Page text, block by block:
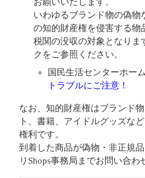
いわゆるブランド物の偽
の知的財産権を侵害する物
税関の没収の対象となりま
クをご参照ください。
国民生活センターホー
トラブルにご注意！
なお、知的財産権はブランド
ト、書籍、アイドルグッズな
権利です。
到着した商品が​​偽物・非正規
リShops事務局までお問い合わ